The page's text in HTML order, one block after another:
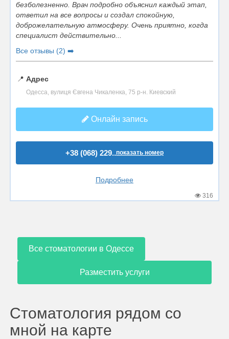
безболезненно. Врач подробно объяснил каждый этап,
ответил на все вопросы и создал спокойную,
доброжелательную атмосферу. Очень приятно, когда
специалист действительно...
Все отзывы (2) ➡️
📍 Адрес
Одесса, вулиця Євгена Чикаленка, 75 р-н. Киевский
Онлайн запись
+38 (068) 229..показать номер
Подробнее
316
Все стоматологии в Одессе
Разместить услуги
Стоматология рядом со
мной на карте